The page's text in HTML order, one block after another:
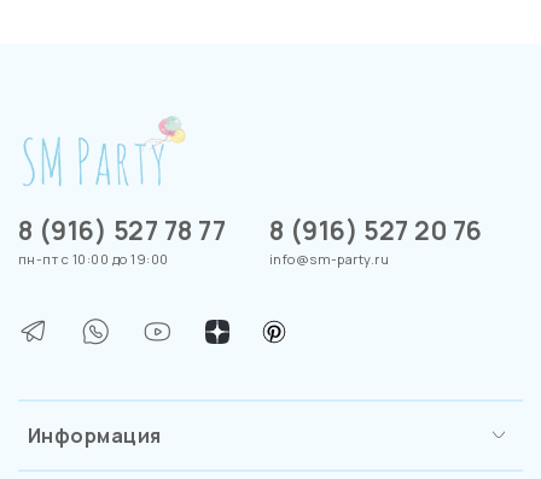
Информация
8 (916) 527 78 77
пн-пт с 10:00 до 19:00
8 (916) 527 20 76
info@sm-party.ru